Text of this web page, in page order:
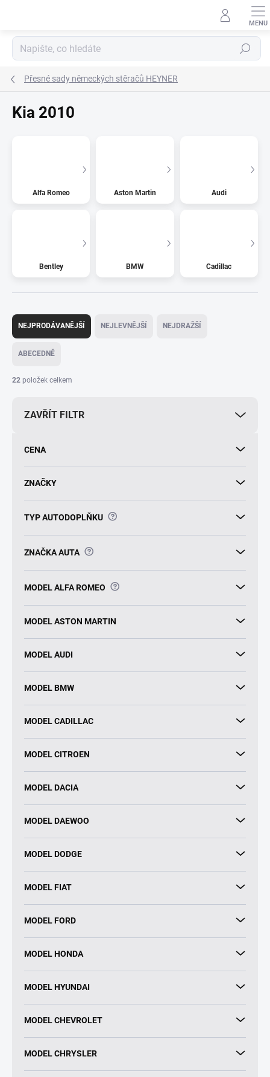
Hledat
Přesné sady německých stěračů HEYNER
Kia 2010
Alfa Romeo Aston Martin Audi
Bentley BMW Cadillac
Ř
z
í
NEJPRODÁVANĚJŠÍ NEJLEVNĚJŠÍ NEJDRAŽŠÍ
ABECEDNĚ
22 položek celkem
ZAVŘÍT FILTR
CENA
ZNAČKY
TYP AUTODOPLŇKU ?
ZNAČKA AUTA ?
MODEL ALFA ROMEO ?
MODEL ASTON MARTIN
MODEL AUDI
MODEL BMW
MODEL CADILLAC
MODEL CITROEN
MODEL DACIA
MODEL DAEWOO
MODEL DODGE
MODEL FIAT
MODEL FORD
MODEL HONDA
MODEL HYUNDAI
MODEL CHEVROLET
MODEL CHRYSLER